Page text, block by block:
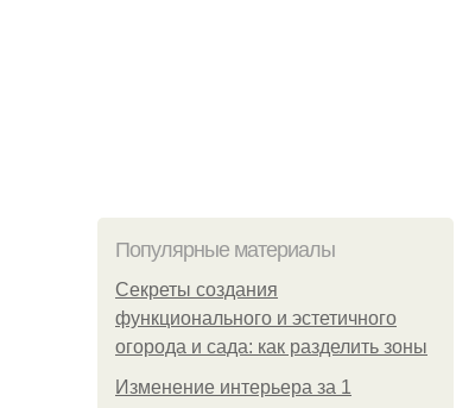
Популярные материалы
Секреты создания
функционального и эстетичного
огорода и сада: как разделить зоны
Изменение интерьера за 1